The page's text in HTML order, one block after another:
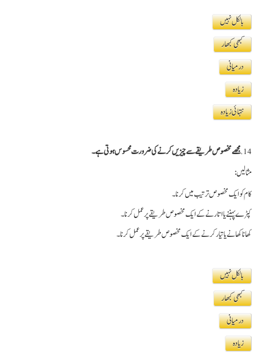
بالکل نہیں
کبھی کبھار
درمیانی
زیادہ
نتہائی زیادہ
14. مجھے مخصوص طریقے سے چیزیں کرنے کی ضرورت محسوس ہوتی ہے۔
مثالیں:
کام کو ایک مخصوص ترتیب میں کرنا۔
کپڑے پہننے یا اتارنے کے ایک مخصوص طریقے پر عمل کرنا۔
کھانا کھانے یا تیار کرنے کے ایک مخصوص طریقے پر عمل کرنا۔
بالکل نہیں
کبھی کبھار
درمیانی
زیادہ